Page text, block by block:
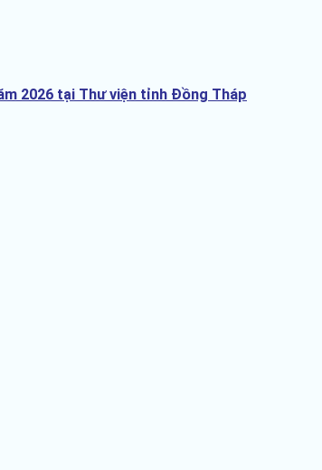
2026 tại Thư viện tỉnh Đồng Tháp